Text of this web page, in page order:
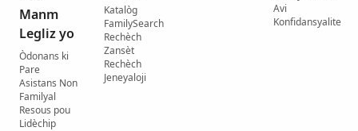
Manm
Legliz yo
Òdonans ki
Pare
Asistans Non
Familyal
Resous pou
Lidèchip
Katalòg
FamilySearch
Rechèch
Zansèt
Rechèch
Jeneyaloji
Avi
Konfidansyalite